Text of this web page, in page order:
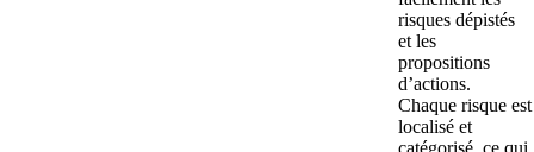
risques dépistés
et les
propositions
d’actions.
Chaque risque est
localisé et
catégorisé, ce qui